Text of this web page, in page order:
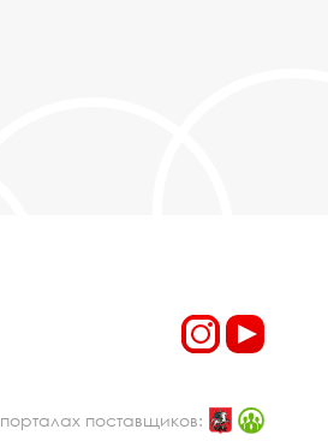
поставщиков: